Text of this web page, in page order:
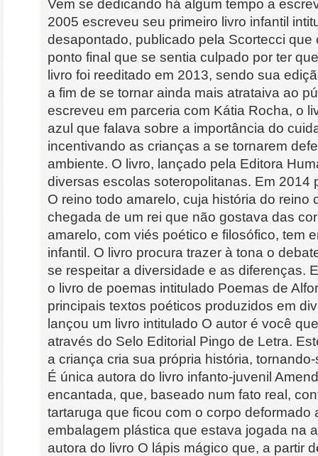
Vem se dedicando há algum tempo a
2005 escreveu seu primeiro livro infantil
desapontado, publicado pela Scortecci que
ponto final que se sentia culpado por ter
livro foi reeditado em 2013, sendo sua
a fim de se tornar ainda mais atrataiva ao
escreveu em parceria com Kátia Rocha, o
azul que falava sobre a importância do
incentivando as crianças a se tornarem
ambiente. O livro, lançado pela Editora
diversas escolas soteropolitanas. Em 2014
O reino todo amarelo, cuja história do reino
chegada de um rei que não gostava das
amarelo, com viés poético e filosófico, tem
infantil. O livro procura trazer à tona o
se respeitar a diversidade e as diferenças.
o livro de poemas intitulado Poemas de
principais textos poéticos produzidos em
lançou um livro intitulado O autor é você
através do Selo Editorial Pingo de Letra.
a criança cria sua própria história,
É única autora do livro infanto-juvenil
encantada, que, baseado num fato real,
tartaruga que ficou com o corpo deformado
embalagem plástica que estava jogada na
autora do livro O lápis mágico que, a partir